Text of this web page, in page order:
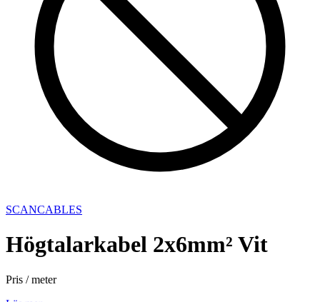
SCANCABLES
Högtalarkabel 2x6mm² Vit
Pris / meter